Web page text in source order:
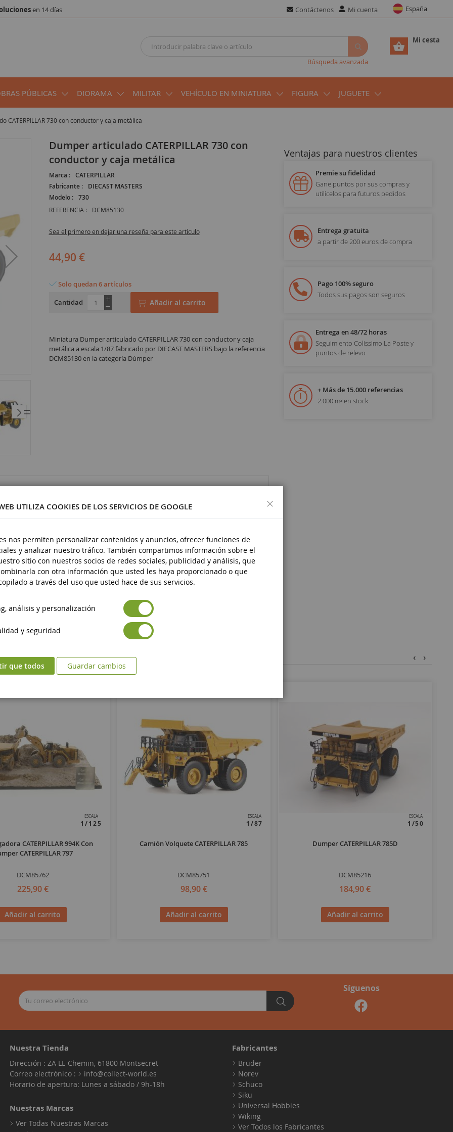
en 14 días Contáctenos Mi cuenta España
Mi cesta
Búsqueda avanzada
PÚBLICAS DIORAMA MILITAR VEHÍCULO EN MINIATURA FIGURA JUGUETE
CATERPILLAR 730 con conductor y caja metálica
Dumper articulado CATERPILLAR 730 con
conductor y caja metálica
Marca :
CATERPILLAR
Fabricante :
DIECAST MASTERS
Modelo :
730
REFERENCIA : DCM85130
Sea el primero en dejar una reseña para este artículo
44,90 €
Solo quedan 6 artículos
Cantidad
Añadir al carrito
Miniatura Dumper articulado CATERPILLAR 730 con conductor y caja
metálica a escala 1/87 fabricado por DIECAST MASTERS bajo la referencia
DCM85130 en la categoría Dúmper
años
Ventajas para nuestros clientes
Premie su fidelidad
Gane puntos por sus compras y
utilícelos para futuros pedidos
Entrega gratuita
a partir de 200 euros de compra
Pago 100% seguro
Todos sus pagos son seguros
Entrega en 48/72 horas
Seguimiento Colissimo La Poste y
puntos de relevo
+ Más de 15.000 referencias
2.000 m² en stock
ESCALA
1/125
CATERPILLAR 994K Con
CATERPILLAR 797
DCM85762
225,90 €
Añadir al carrito
ESCALA
1/87
Camión Volquete CATERPILLAR 785
DCM85751
98,90 €
Añadir al carrito
ESCALA
1/50
Dumper CATERPILLAR 785D
DCM85216
184,90 €
Añadir al carrito
‹ ›
Síguenos
Nuestra Tienda
Dirección : ZA LE Chemin, 61800 Montsecret
Correo electrónico :
info@collect-world.es
Horario de apertura: Lunes a sábado / 9h-18h
Nuestras Marcas
Ver Todas Nuestras Marcas
Fabricantes
Bruder
Norev
Schuco
Siku
Universal Hobbies
Wiking
Ver Todos los Fabricantes
UTILIZA COOKIES DE LOS SERVICIOS DE GOOGLE
nos permiten personalizar contenidos y anuncios, ofrecer funciones de
y analizar nuestro tráfico. También compartimos información sobre el
sitio con nuestros socios de redes sociales, publicidad y análisis, que
con otra información que usted les haya proporcionado o que
a través del uso que usted hace de sus servicios.
análisis y personalización
y seguridad
que todos Guardar cambios